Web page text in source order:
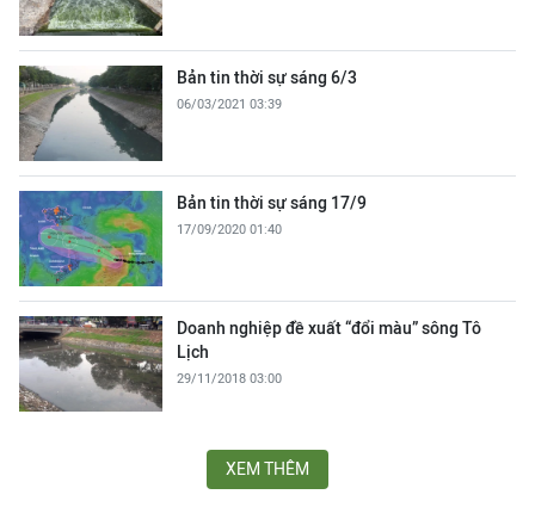
Bản tin thời sự sáng 6/3
06/03/2021 03:39
Bản tin thời sự sáng 17/9
17/09/2020 01:40
Doanh nghiệp đề xuất “đổi màu” sông Tô
Lịch
29/11/2018 03:00
XEM THÊM